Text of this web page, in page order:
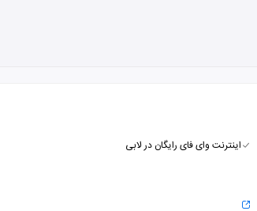
اینترنت وای فای رایگان در لابی